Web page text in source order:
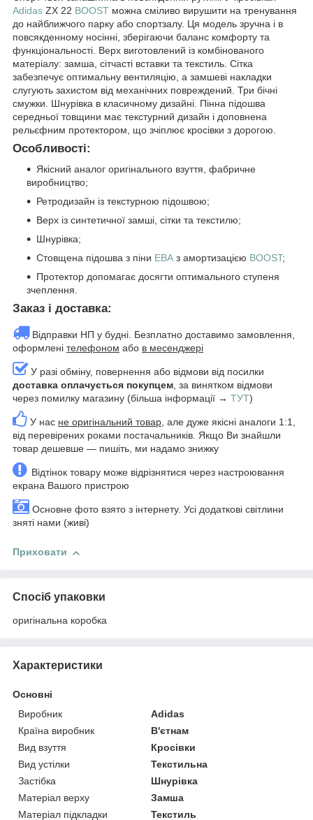
Adidas ZX 22 BOOST можна сміливо вирушити на тренування
до найближчого парку або спортзалу. Ця модель зручна і в
повсякденному носінні, зберігаючи баланс комфорту та
функціональності. Верх виготовлений із комбінованого
матеріалу: замша, сітчасті вставки та текстиль. Сітка
забезпечує оптимальну вентиляцію, а замшеві накладки
слугують захистом від механічних повреждений. Три бічні
смужки. Шнурівка в класичному дизайні. Пінна підошва
середньої товщини має текстурний дизайн і доповнена
рельєфним протектором, що зчіплює кросівки з дорогою.
Особливості:
Якісний аналог оригінального взуття, фабричне
виробництво;
Ретродизайн із текстурною підошвою;
Верх із синтетичної замші, сітки та текстилю;
Шнурівка;
Стовщена підошва з піни ЕВА з амортизацією BOOST;
Протектор допомагає досягти оптимального ступеня
зчеплення.
Заказ і доставка:
Відправки НП у будні. Безплатно доставимо замовлення,
оформлені телефоном або в месенджері
У разі обміну, повернення або відмови від посилки
доставка оплачується покупцем, за винятком відмови
через помилку магазину (більша інформації → ТУТ)
У нас не оригінальний товар, але дуже якісні аналоги 1:1,
від перевірених роками постачальників. Якщо Ви знайшли
товар дешевше — пишіть, ми надамо знижку
Відтінок товару може відрізнятися через настроювання
екрана Вашого пристрою
Основне фото взято з інтернету. Усі додаткові світлини
зняті нами (живі)
Приховати
Спосіб упаковки
оригінальна коробка
Характеристики
Основні
Виробник
Adidas
Країна виробник
В'єтнам
Вид взуття
Кросівки
Вид устілки
Текстильна
Застібка
Шнурівка
Матеріал верху
Замша
Матеріал підкладки
Текстиль